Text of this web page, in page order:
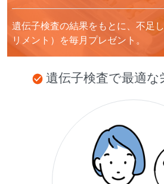
遺伝子検査の結果をもとに、不足
リメント）を毎月プレゼント。
遺伝子検査で最適な